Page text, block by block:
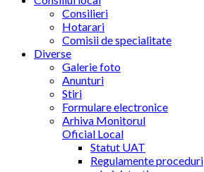
Consilieri
Hotarari
Comisii de specialitate
Diverse
Galerie foto
Anunturi
Stiri
Formulare electronice
Arhiva Monitorul
Oficial Local
Statut UAT
Regulamente proceduri